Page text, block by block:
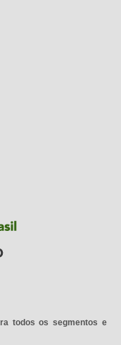
todos os segmentos e